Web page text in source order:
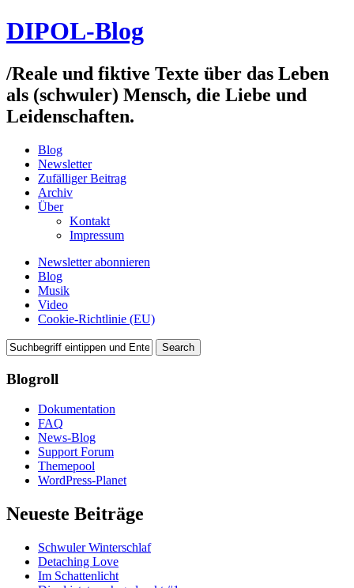
DIPOL-Blog
/Reale und fiktive Texte über das Leben
als (schwuler) Mensch, die Liebe und
Leidenschaften.
Blog
Newsletter
Zufälliger Beitrag
Archiv
Über
Kontakt
Impressum
Newsletter abonnieren
Blog
Musik
Video
Cookie-Richtlinie (EU)
Blogroll
Dokumentation
FAQ
News-Blog
Support Forum
Themepool
WordPress-Planet
Neueste Beiträge
Schwuler Winterschlaf
Detaching Love
Im Schattenlicht